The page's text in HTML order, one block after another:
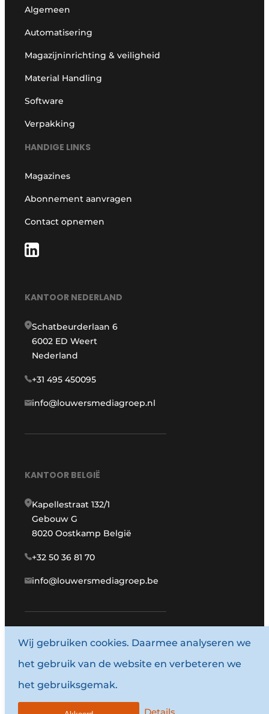
Algemeen
Automatisering
Magazijninrichting & veiligheid
Material Handling
Software
Verpakking
HANDIGE LINKS
Magazines
Abonnement aanvragen
Contact opnemen
KANTOOR NEDERLAND
Schatbeurderlaan 6
6002 ED Weert
Nederland
+31 495 450095
info@louwersmediagroep.nl
KANTOOR BELGIË
Kapellestraat 132/1
Gebouw G
8020 Oostkamp België
+32 50 36 81 70
info@louwersmediagroep.be
www.louwersmediagroep.com
© 1987 - 2026 Louwersmediagroep.
Algemene voorwaarden
Wij gebruiken cookies. Daarmee analyseren we
het gebruik van de website en verbeteren we
het gebruiksgemak.